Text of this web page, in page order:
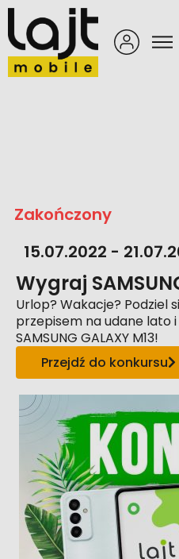
Zakończony
15.07.2022 -
Wygraj
Urlop? Wakacje? Podziel
przepisem na udane lato
SAMSUNG GALAXY M13!
Przejdź do konkursu